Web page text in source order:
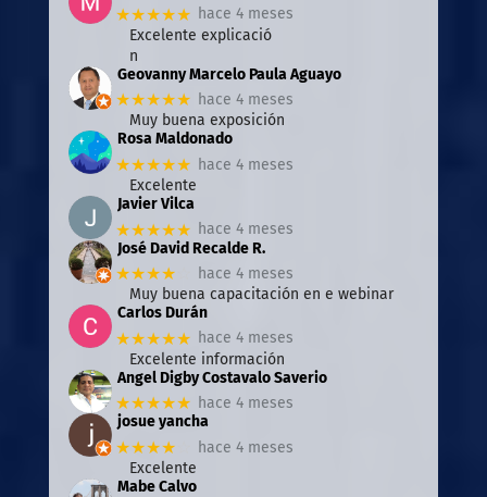
★★★★★ hace 4 meses
Excelente explicació
n
Geovanny Marcelo Paula Aguayo
★★★★★ hace 4 meses
Muy buena exposición
Rosa Maldonado
★★★★★ hace 4 meses
Excelente
Javier Vilca
★★★★★ hace 4 meses
José David Recalde R.
★★★★
hace 4 meses
Muy buena capacitación en e webinar
Carlos Durán
★★★★★ hace 4 meses
Excelente información
Angel Digby Costavalo Saverio
★★★★★ hace 4 meses
josue yancha
★★★★
hace 4 meses
Excelente
Mabe Calvo